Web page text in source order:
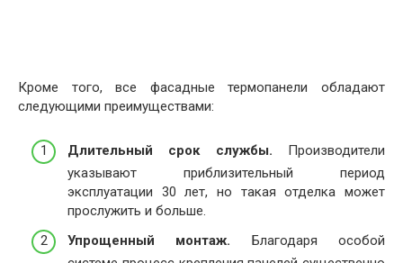
Кроме того, все фасадные термопанели обладают
следующими преимуществами:
Длительный срок службы. Производители
указывают приблизительный период
эксплуатации 30 лет, но такая отделка может
прослужить и больше.
Упрощенный монтаж. Благодаря особой